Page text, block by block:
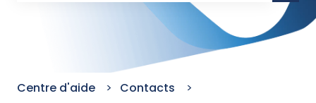
Il n'y a aucune suggestion car le champ de
Centre d'aide
Contacts